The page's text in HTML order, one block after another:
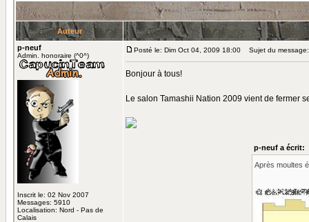
Auteur
p-neuf
Admin. honoraire (^0^)
Inscrit le: 02 Nov 2007
Messages: 5910
Localisation: Nord - Pas de
Calais
Posté le: Dim Oct 04, 2009 18:00 Sujet du
Bonjour à tous!
Le salon Tamashii Nation 2009 vient de fermer
p-neuf a écrit:
Après moultes